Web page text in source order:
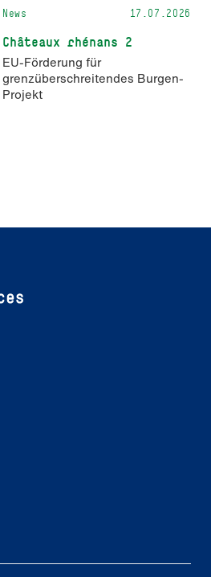
News 17.07.2026
Châteaux rhénans 2
EU-Förderung für
grenzüberschreitendes Burgen-
Projekt